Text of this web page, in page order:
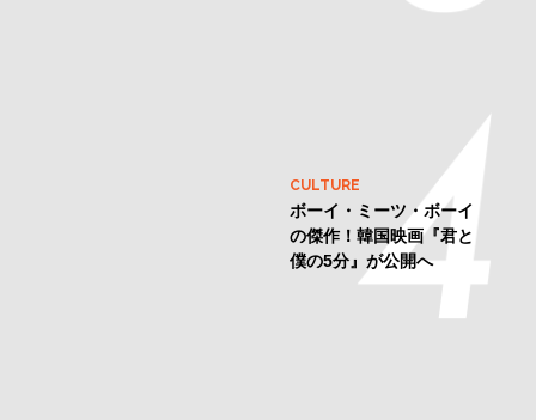
CULTURE
ボーイ・ミーツ・ボーイ
の傑作！韓国映画『君と
僕の5分』が公開へ